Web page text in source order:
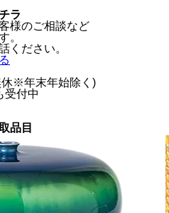
ラ
様のご相談など
。
ください。
休※年末年始除く)
受付中
品目